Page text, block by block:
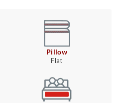
Pillow
Flat